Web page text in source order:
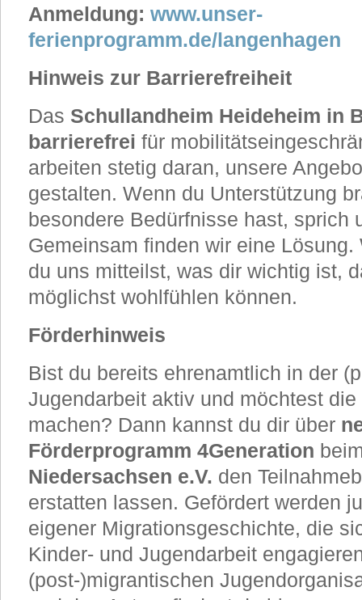
Anmeldung: www.unser-
ferienprogramm.de/langenhagen
Hinweis zur Barrierefreiheit
Das Schullandheim Heideheim in
barrierefrei für
arbeiten stetig daran, unsere
gestalten. Wenn du Unterstützung
besondere Bedürfnisse hast, sprich
Gemeinsam finden wir eine
du uns mitteilst, was dir wichtig ist,
möglichst wohlfühlen können.
Förderhinweis
Bist du bereits ehrenamtlich in der
Jugendarbeit aktiv und möchtest
machen? Dann kannst du dir über
Förderprogramm 4Generation
Niedersachsen e.V. den
erstatten lassen. Gefördert werden
eigener Migrationsgeschichte, die
Kinder- und Jugendarbeit
(post-)migrantischen